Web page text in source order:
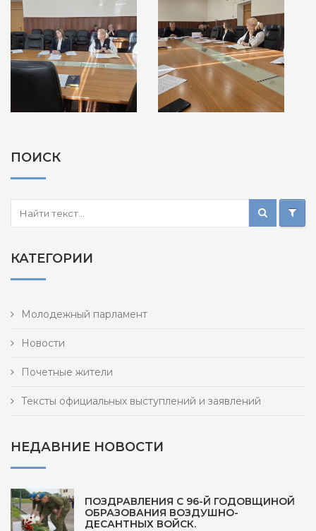
ПОИСК
КАТЕГОРИИ
Молодежный парламент
Новости
Почетные жители
Тексты официальных выступлений и заявлений
НЕДАВНИЕ НОВОСТИ
ПОЗДРАВЛЕНИЯ С 96-Й ГОДОВЩИНОЙ
ОБРАЗОВАНИЯ ВОЗДУШНО-
ДЕСАНТНЫХ ВОЙСК.